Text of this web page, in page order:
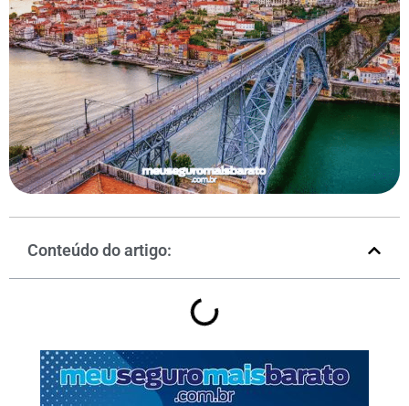
Conteúdo do artigo: